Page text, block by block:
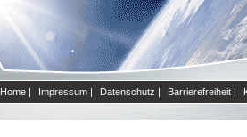
Home | Impressum | Datenschutz | Barrierefreiheit |